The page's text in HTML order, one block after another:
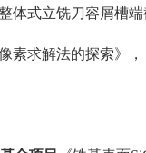
体式立铣刀容屑槽端
素求解法的探索》